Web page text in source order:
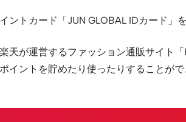
ントカード「JUN GLOBAL IDカード」
天が運営するファッション通販サイト
イントを貯めたり使ったりすることがで